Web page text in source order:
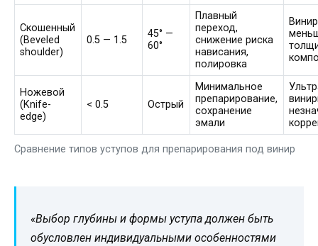
Сравнение типов уступов для препарирования под винир
Скошенный
(Beveled
shoulder)
0.5 — 1.5
45° —
60°
Плавный
переход,
снижение риска
нависания,
полировка
Ножевой
(Knife-
edge)
< 0.5 Острый
Минимальное
препарирование,
сохранение
эмали
«Выбор глубины и формы уступа должен быть
обусловлен индивидуальными особенностями